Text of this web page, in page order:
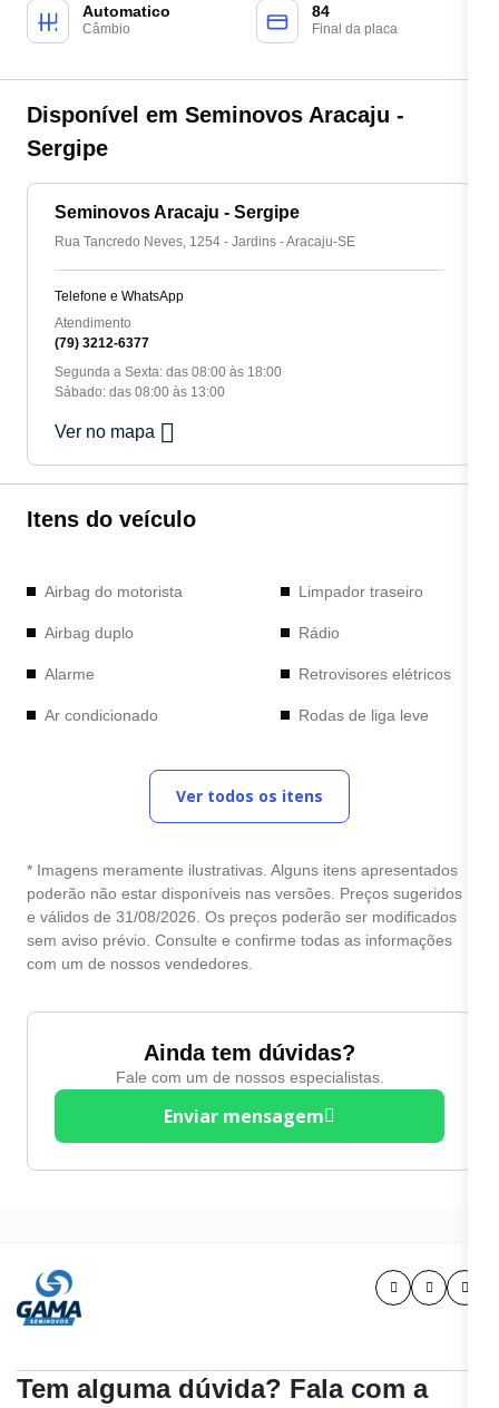
Automatico
Câmbio
84
Final da placa
Disponível em Seminovos Aracaju -
Sergipe
Seminovos Aracaju - Sergipe
Rua Tancredo Neves, 1254 - Jardins - Aracaju-SE
Telefone e WhatsApp
Atendimento
(79) 3212-6377
Segunda a Sexta: das 08:00 às 18:00
Sábado: das 08:00 às 13:00
Ver no mapa
Itens do veículo
Airbag do motorista
Airbag duplo
Alarme
Ar condicionado
Entrada USB
Freio ABS
Kit Multimídia
Limpador traseiro
Rádio
Retrovisores elétricos
Rodas de liga leve
estacionamento traseiro
Travas elétricas
Vidros elétricos
Volante com Regulagem
de Altura
Ver todos os itens
* Imagens meramente ilustrativas. Alguns itens apresentados
poderão não estar disponíveis nas versões. Preços sugeridos
e válidos de 31/08/2026. Os preços poderão ser modificados
sem aviso prévio. Consulte e confirme todas as informações
com um de nossos vendedores.
Ainda tem dúvidas?
Fale com um de nossos especialistas.
Enviar mensagem
Tem alguma dúvida? Fala com a